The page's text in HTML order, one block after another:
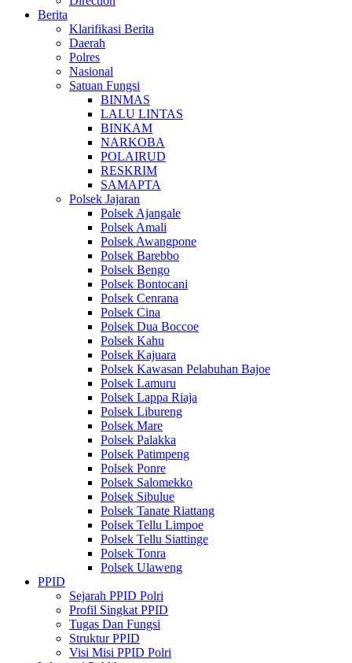
Berita
Klarifikasi Berita
Daerah
Polres
Nasional
Satuan Fungsi
BINMAS
LALU LINTAS
BINKAM
NARKOBA
POLAIRUD
RESKRIM
SAMAPTA
Polsek Jajaran
Polsek Ajangale
Polsek Amali
Polsek Awangpone
Polsek Barebbo
Polsek Bengo
Polsek Bontocani
Polsek Cenrana
Polsek Cina
Polsek Dua Boccoe
Polsek Kahu
Polsek Kajuara
Polsek Kawasan Pelabuhan Bajoe
Polsek Lamuru
Polsek Lappa Riaja
Polsek Libureng
Polsek Mare
Polsek Palakka
Polsek Patimpeng
Polsek Ponre
Polsek Salomekko
Polsek Sibulue
Polsek Tanate Riattang
Polsek Tellu Limpoe
Polsek Tellu Siattinge
Polsek Tonra
Polsek Ulaweng
PPID
Sejarah PPID Polri
Profil Singkat PPID
Tugas Dan Fungsi
Struktur PPID
Visi Misi PPID Polri